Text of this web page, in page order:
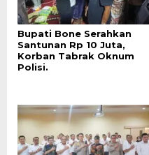
Bupati Bone Serahkan
Santunan Rp 10 Juta,
Korban Tabrak Oknum
Polisi.